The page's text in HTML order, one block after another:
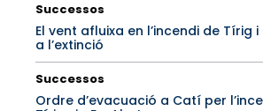
Successos
El vent afluixa en l’incendi de Tírig
a l’extinció
Successos
Ordre d’evacuació a Catí per